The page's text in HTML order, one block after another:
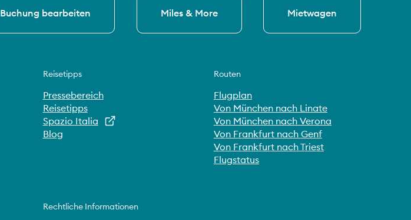
Buchung bearbeiten Miles & More Mietwagen
Reisetipps
Pressebereich
Reisetipps
Spazio Italia
Blog
Routen
Flugplan
Von München nach Linate
Von München nach Verona
Von Frankfurt nach Genf
Von Frankfurt nach Triest
Flugstatus
Rechtliche Informationen